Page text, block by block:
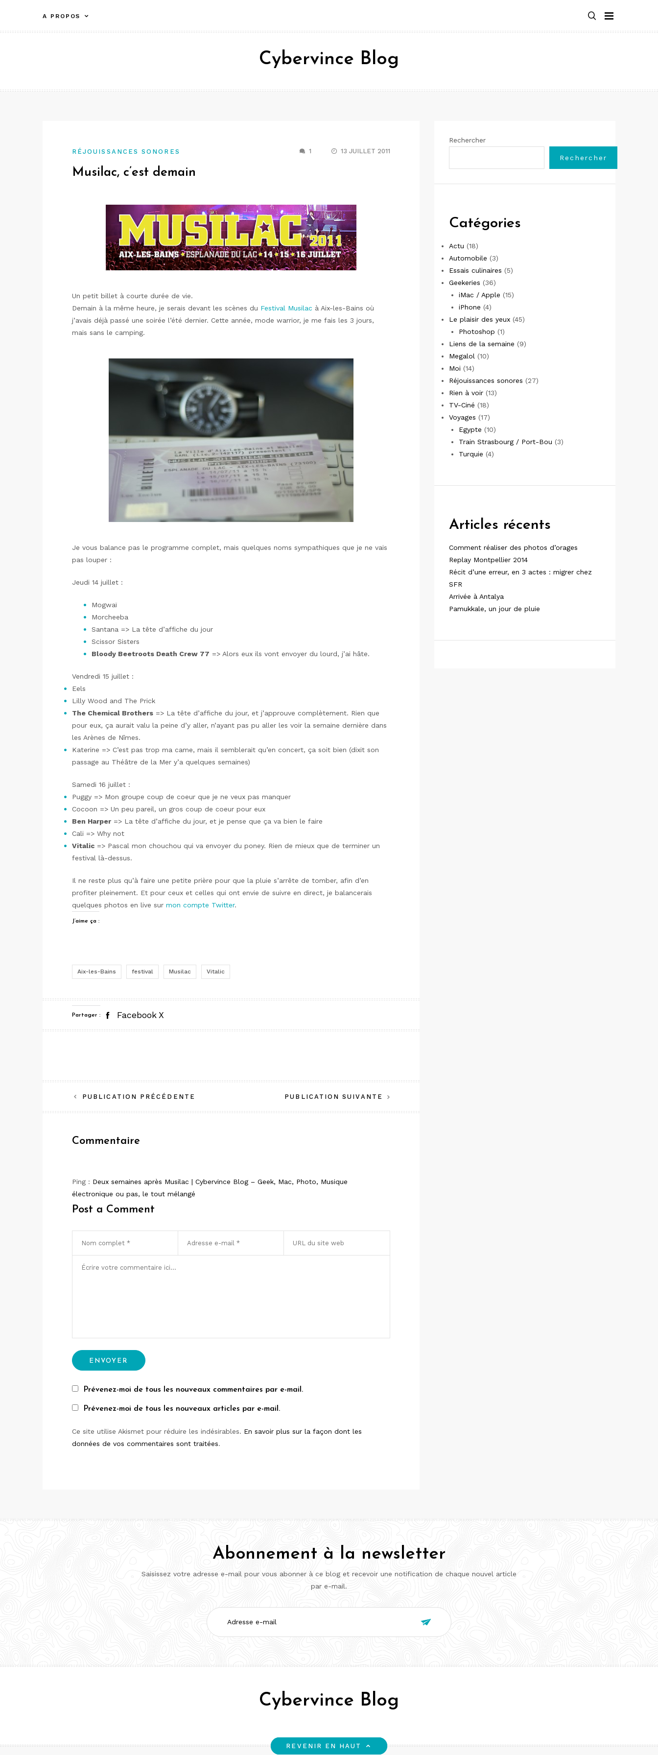
contenu
A PROPOS
Cybervince Blog
RÉJOUISSANCES SONORES 1 13 JUILLET 2011
Musilac, c’est demain
Un petit billet à courte durée de vie.
Demain à la même heure, je serais devant les scènes du Festival Musilac à Aix-les-Bains où
j’avais déjà passé une soirée l’été dernier. Cette année, mode warrior, je me fais les 3 jours,
mais sans le camping.
Je vous balance pas le programme complet, mais quelques noms sympathiques que je ne vais
pas louper :
Jeudi 14 juillet :
Mogwaï
Morcheeba
Santana => La tête d’affiche du jour
Scissor Sisters
Bloody Beetroots Death Crew 77 => Alors eux ils vont envoyer du lourd, j’ai hâte.
Vendredi 15 juillet :
Eels
Lilly Wood and The Prick
The Chemical Brothers => La tête d’affiche du jour, et j’approuve complètement. Rien que
pour eux, ça aurait valu la peine d’y aller, n’ayant pas pu aller les voir la semaine dernière dans
les Arènes de Nîmes.
Katerine => C’est pas trop ma came, mais il semblerait qu’en concert, ça soit bien (dixit son
passage au Théâtre de la Mer y’a quelques semaines)
Samedi 16 juillet :
Puggy => Mon groupe coup de coeur que je ne veux pas manquer
Cocoon => Un peu pareil, un gros coup de coeur pour eux
Ben Harper => La tête d’affiche du jour, et je pense que ça va bien le faire
Cali => Why not
Vitalic => Pascal mon chouchou qui va envoyer du poney. Rien de mieux que de terminer un
festival là-dessus.
Il ne reste plus qu’à faire une petite prière pour que la pluie s’arrête de tomber, afin d’en
profiter pleinement. Et pour ceux et celles qui ont envie de suivre en direct, je balancerais
quelques photos en live sur mon compte Twitter.
J’aime ça :
Aix-les-Bains festival Musilac Vitalic
Partager : Facebook X
Navigation
de
l’article
PUBLICATION PRÉCÉDENTE PUBLICATION SUIVANTE
Commentaire
Ping : Deux semaines après Musilac | Cybervince Blog – Geek, Mac, Photo, Musique
électronique ou pas, le tout mélangé
Post a Comment
Prévenez-moi de tous les nouveaux commentaires par e-mail.
Prévenez-moi de tous les nouveaux articles par e-mail.
Ce site utilise Akismet pour réduire les indésirables. En savoir plus sur la façon dont les
données de vos commentaires sont traitées.
Rechercher
Rechercher
Catégories
Actu (18)
Automobile (3)
Essais culinaires (5)
Geekeries (36)
iMac / Apple (15)
iPhone (4)
Le plaisir des yeux (45)
Photoshop (1)
Liens de la semaine (9)
Megalol (10)
Moi (14)
Réjouissances sonores (27)
Rien à voir (13)
TV-Ciné (18)
Voyages (17)
Egypte (10)
Train Strasbourg / Port-Bou (3)
Turquie (4)
Articles récents
Comment réaliser des photos d’orages
Replay Montpellier 2014
Récit d’une erreur, en 3 actes : migrer chez
SFR
Arrivée à Antalya
Pamukkale, un jour de pluie
Abonnement à la newsletter
Saisissez votre adresse e-mail pour vous abonner à ce blog et recevoir une notification de chaque nouvel article
par e-mail.
Adresse
e-
mail

Cybervince Blog
REVENIR EN HAUT